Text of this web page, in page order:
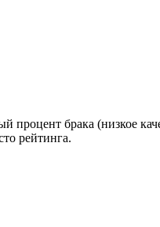
брака (низкое
рейтинга.